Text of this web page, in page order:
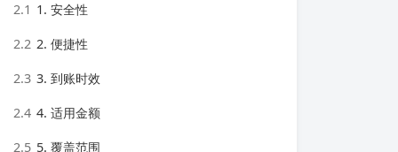
2.1 1. 安全性
2.2 2. 便捷性
2.3 3. 到账时效
2.4 4. 适用金额
2.5 5. 覆盖范围